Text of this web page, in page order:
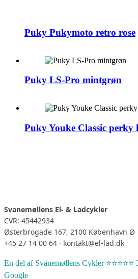
Puky Pukymoto retro rose
Puky LS-Pro mintgrøn
Puky Youke Classic perky
Svanemøllens El- & Ladcykler
CVR: 45442934
Østerbrogade 167, 2100 København Ø
+45 27 14 00 64 · kontakt@el-lad.dk
En del af Svanemøllens Cykler
Google